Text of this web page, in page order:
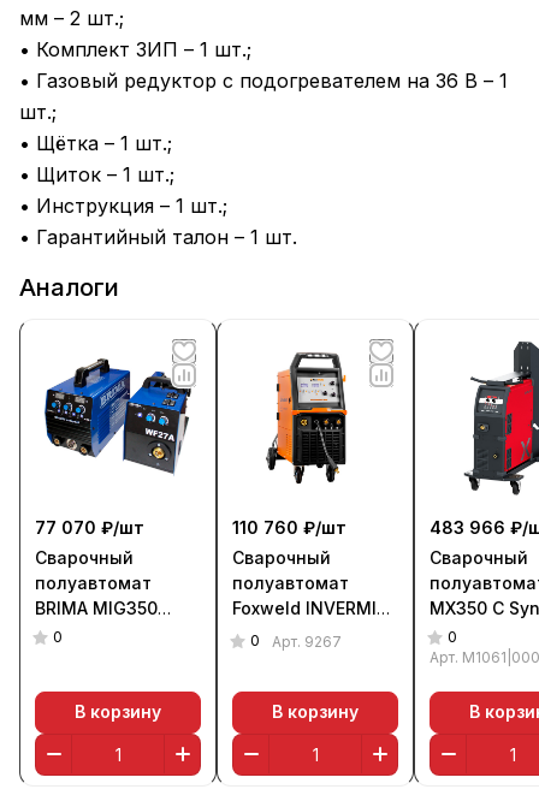
мм – 2 шт.;
• Комплект ЗИП – 1 шт.;
• Газовый редуктор с подогревателем на 36 В – 1
шт.;
• Щётка – 1 шт.;
• Щиток – 1 шт.;
• Инструкция – 1 шт.;
• Гарантийный талон – 1 шт.
Аналоги
77 070 ₽/шт
Сварочный
полуавтомат
BRIMA MIG350
compact (380 В)
0
В корзину
110 760 ₽/шт
Сварочный
полуавтомат
Foxweld INVERMIG
351 SYN (380 В)
0 Арт. 9267
В корзину
483 966 ₽/
Сварочный
MX350 С Syn
Partner Set
0
Арт.
В